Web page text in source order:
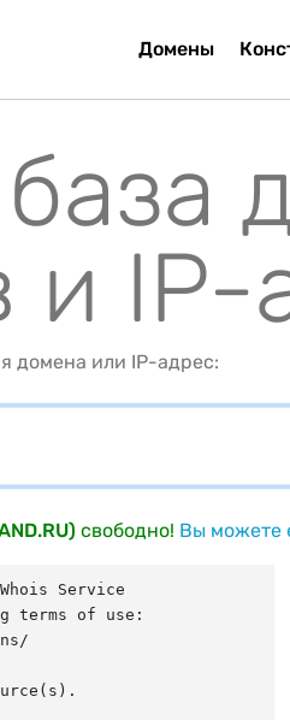
Домены
и IP-
домена или IP-адрес:
свободно! Вы можете
Service
terms of use: